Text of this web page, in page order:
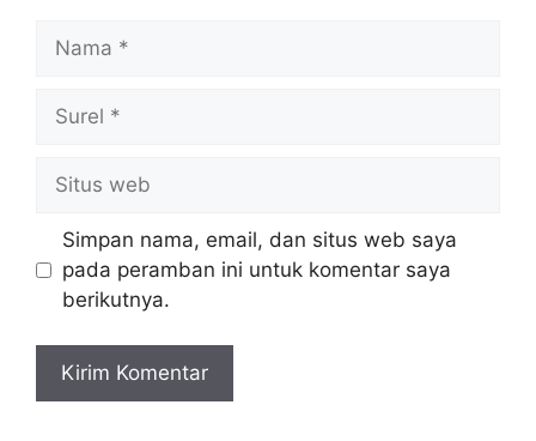
web
Simpan nama, email, dan situs web saya
pada peramban ini untuk komentar saya
berikutnya.